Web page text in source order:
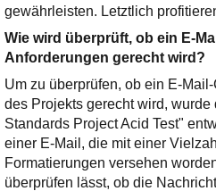
gewährleisten. Letztlich
Wie wird überprüft, ob ein E-
Anforderungen gerecht wird?
Um zu überprüfen, ob ein E-
des Projekts gerecht wird, wurde
Standards Project Acid Test"
einer E-Mail, die mit einer
Formatierungen versehen
überprüfen lässt, ob die